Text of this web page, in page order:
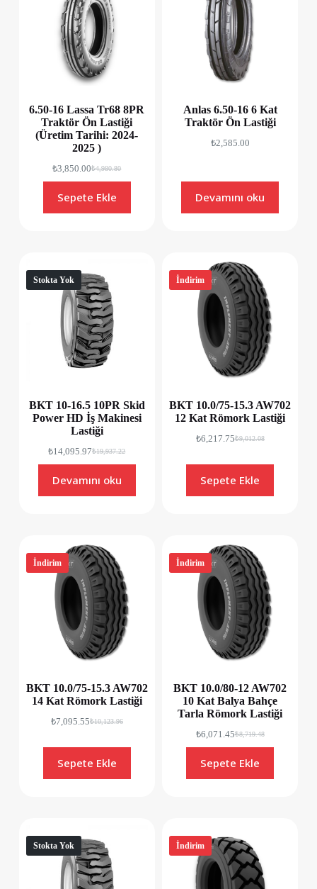
6.50-16 Lassa Tr68 8PR
Traktör Ön Lastiği
(Üretim Tarihi: 2024-
2025 )
₺4,980.80
₺3,850.00
Sepete Ekle
Anlas 6.50-16 6 Kat
Traktör Ön Lastiği
₺2,585.00
Devamını oku
Stokta Yok
BKT 10-16.5 10PR Skid
Power HD İş Makinesi
Lastiği
₺19,937.22
₺14,095.97
Devamını oku
İndirim
BKT 10.0/75-15.3 AW702
12 Kat Römork Lastiği
₺9,012.08
₺6,217.75
Sepete Ekle
İndirim
BKT 10.0/75-15.3 AW702
14 Kat Römork Lastiği
₺10,123.96
₺7,095.55
Sepete Ekle
İndirim
BKT 10.0/80-12 AW702
10 Kat Balya Bahçe
Tarla Römork Lastiği
₺8,719.48
₺6,071.45
Sepete Ekle
Stokta Yok İndirim